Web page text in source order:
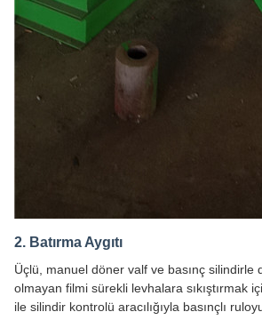
2. Batırma Aygıtı
Üçlü, manuel döner valf ve basınç silindirle
olmayan filmi sürekli levhalara sıkıştırmak
ile silindir kontrolü aracılığıyla basınçlı